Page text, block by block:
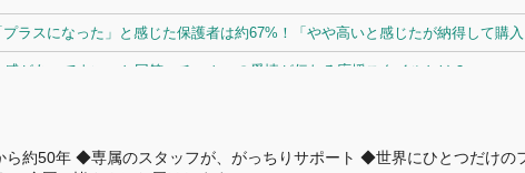
ラスになった」と感じた保護者は約67%！「やや高いと感じたが納得して購
があってよい」と回答。チームへの愛情が伝わる応援スタイルとは？
ら約50年 ◆専属のスタッフが、がっちりサポート ◆世界にひとつだけの